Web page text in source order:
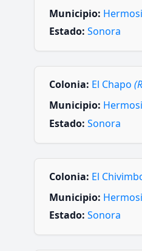
Municipio:
Estado: Sonora
Colonia: El Chapo
Municipio:
Estado: Sonora
Colonia: El
Municipio:
Estado: Sonora